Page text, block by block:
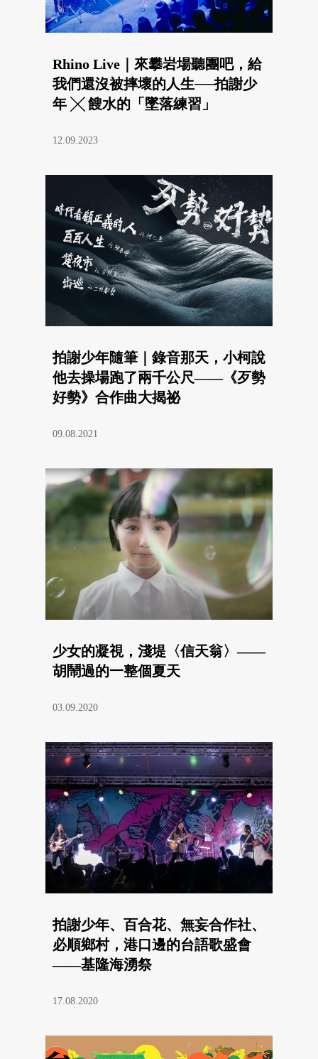
Rhino Live｜來攀岩場聽團吧，給
我們還沒被摔壞的人生──拍謝少
年 ╳ 餿水的「墜落練習」
12.09.2023
拍謝少年隨筆｜錄音那天，小柯說
他去操場跑了兩千公尺——《歹勢
好勢》合作曲大揭祕
09.08.2021
少女的凝視，淺堤〈信天翁〉——
胡鬧過的一整個夏天
03.09.2020
拍謝少年、百合花、無妄合作社、
必順鄉村，港口邊的台語歌盛會
——基隆海湧祭
17.08.2020